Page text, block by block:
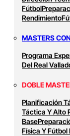
Fútbol
Rendimiento
MASTERS
Programa
Del Real
DOBLE
Planificación
Táctica Y Alto
Base
Física Y Fútbol